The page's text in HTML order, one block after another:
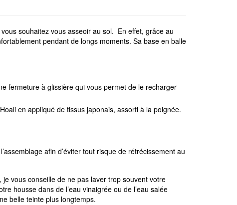
souhaitez vous asseoir au sol. En effet, grâce au
pendant de longs moments. Sa base en balle
fermeture à glissière qui vous permet de le recharger
en appliqué de tissus japonais, assorti à la poignée.
afin d’éviter tout risque de rétrécissement au
vous conseille de ne pas laver trop souvent votre
housse dans de l’eau vinaigrée ou de l’eau salée
belle teinte plus longtemps.